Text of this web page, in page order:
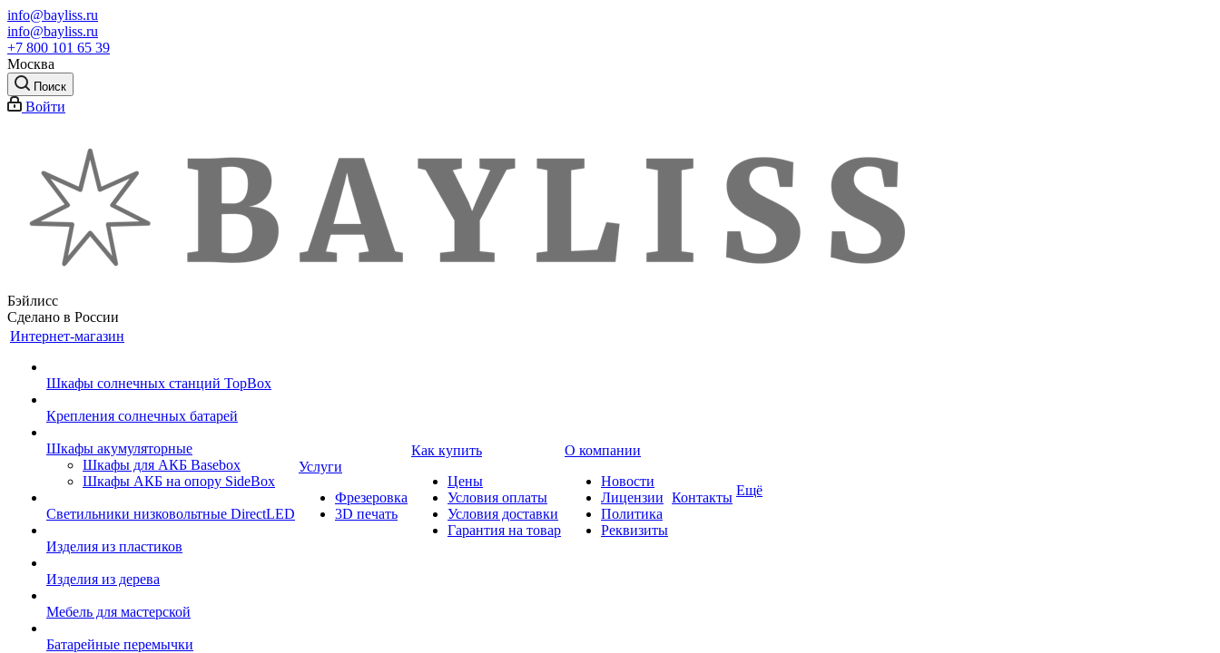
info@bayliss.ru
info@bayliss.ru
+7 800 101 65 39
Москва
Поиск
Войти
Бэйлисс
Сделано в России
Интернет-магазин
Шкафы солнечных станций TopBox
Крепления солнечных батарей
Шкафы акумуляторные
Шкафы для АКБ Basebox
Шкафы АКБ на опору SideBox
Светильники низковольтные DirectLED
Изделия из пластиков
Изделия из дерева
Мебель для мастерской
Батарейные перемычки
Услуги
Фрезеровка
3D печать
Как купить
Цены
Условия оплаты
Условия доставки
Гарантия на товар
О компании
Новости
Лицензии
Политика
Реквизиты
Контакты Ещё